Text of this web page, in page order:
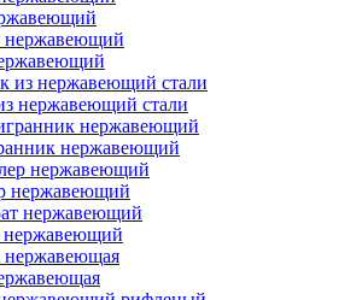
нержавеющий стали
нержавеющий
нержавеющий
нержавеющий